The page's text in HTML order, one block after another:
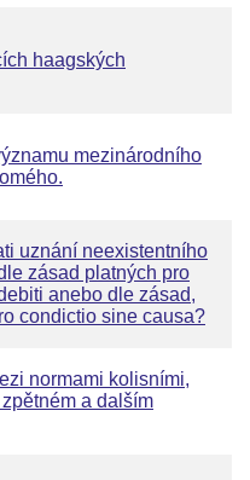
haagských
mezinárodního
uznání neexistentního
zásad platných pro
anebo dle zásad,
condictio sine causa?
normami kolisními,
a dalším